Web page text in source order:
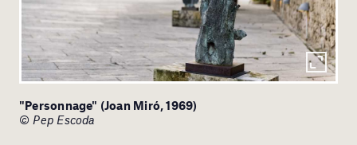
"Personnage" (Joan Miró, 1969)
© Pep Escoda